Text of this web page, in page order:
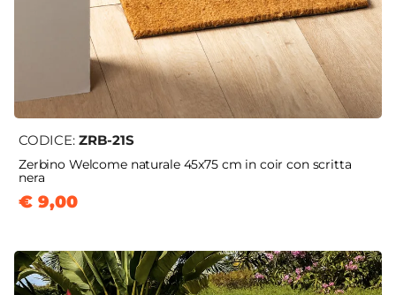
CODICE: ZRB-21S
Zerbino Welcome naturale 45x75 cm in coir con scritta
nera
€ 9,00